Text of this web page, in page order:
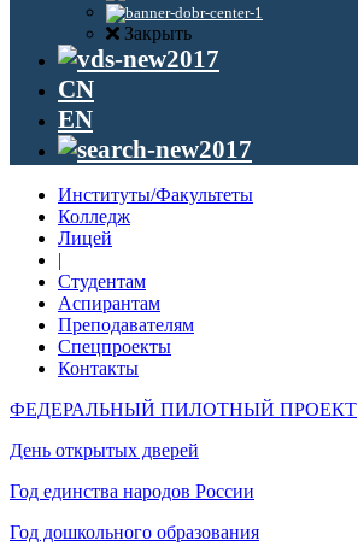
Закрыть
CN
EN
Институты/Факультеты
Колледж
Лицей
|
Студентам
Аспирантам
Преподавателям
Спецпроекты
Контакты
ФЕДЕРАЛЬНЫЙ ПИЛОТНЫЙ ПРОЕКТ
День открытых дверей
Год единства народов России
Год дошкольного образования